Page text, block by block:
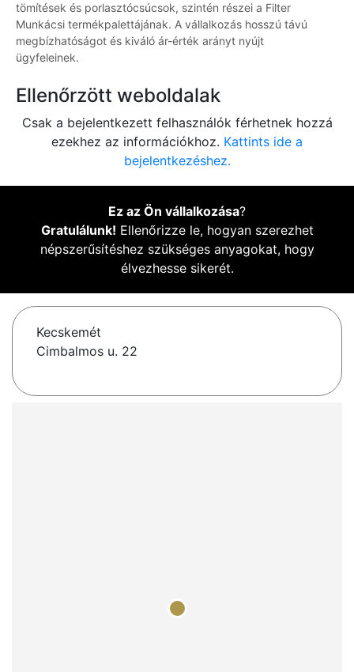
tömítések és porlasztócsúcsok, szintén részei a Filter
Munkácsi termékpalettájának. A vállalkozás hosszú távú
megbízhatóságot és kiváló ár-érték arányt nyújt
ügyfeleinek.
Ellenőrzött weboldalak
Csak a bejelentkezett felhasználók férhetnek hozzá
ezekhez az információkhoz. Kattints ide a
bejelentkezéshez.
Ez az Ön vállalkozása?
Gratulálunk! Ellenőrizze le, hogyan szerezhet
népszerűsítéshez szükséges anyagokat, hogy
élvezhesse sikerét.
Kecskemét
Cimbalmos u. 22